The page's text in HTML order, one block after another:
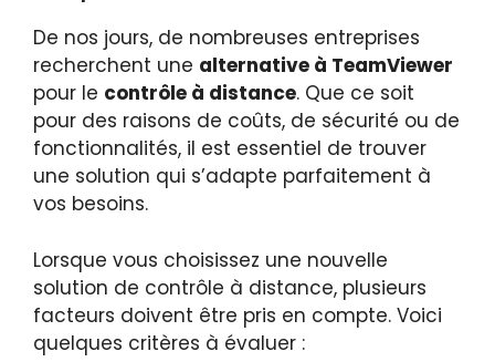
De nos jours, de nombreuses entreprises
recherchent une alternative à TeamViewer
pour le contrôle à distance. Que ce soit
pour des raisons de coûts, de sécurité ou de
fonctionnalités, il est essentiel de trouver
une solution qui s’adapte parfaitement à
vos besoins.
Lorsque vous choisissez une nouvelle
solution de contrôle à distance, plusieurs
facteurs doivent être pris en compte. Voici
quelques critères à évaluer :